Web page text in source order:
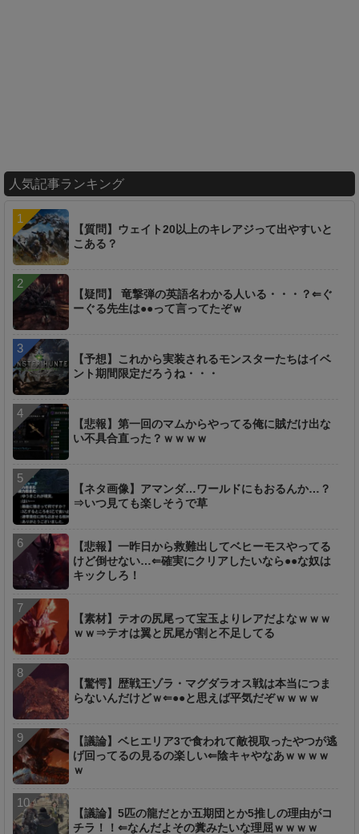
人気記事ランキング
【質問】ウェイト20以上のキレアジって出やすいと
こある？
【疑問】 竜撃弾の英語名わかる人いる・・・？⇐ぐ
ーぐる先生は●●って言ってたぞｗ
【予想】これから実装されるモンスターたちはイベ
ント期間限定だろうね・・・
【悲報】第一回のマムからやってる俺に賊だけ出な
い不具合直った？ｗｗｗｗ
【ネタ画像】アマンダ…ワールドにもおるんか…？
⇒いつ見ても楽しそうで草
【悲報】一昨日から救難出してベヒーモスやってる
けど倒せない…⇐確実にクリアしたいなら●●な奴は
キックしろ！
【素材】テオの尻尾って宝玉よりレアだよなｗｗｗ
ｗｗ⇒テオは翼と尻尾が割と不足してる
【驚愕】歴戦王ゾラ・マグダラオス戦は本当につま
らないんだけどｗ⇐●●と思えば平気だぞｗｗｗｗ
【議論】ベヒエリア3で食われて敵視取ったやつが逃
げ回ってるの見るの楽しい⇐陰キャやなあｗｗｗｗ
ｗ
【議論】5匹の龍だとか五期団とか5推しの理由がコ
チラ！！⇐なんだよその糞みたいな理屈ｗｗｗｗ